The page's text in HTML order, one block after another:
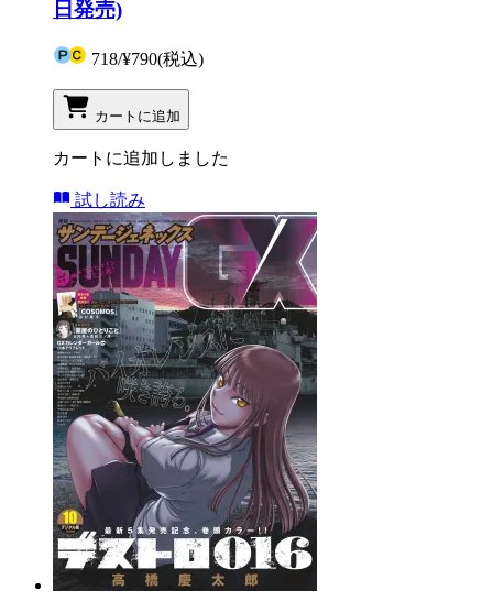
日発売)
718/¥790(税込)
カートに追加
カートに追加しました
試し読み